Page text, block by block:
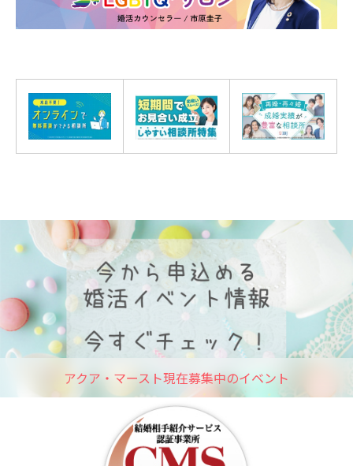
アクア・マースト現在募集中のイベント